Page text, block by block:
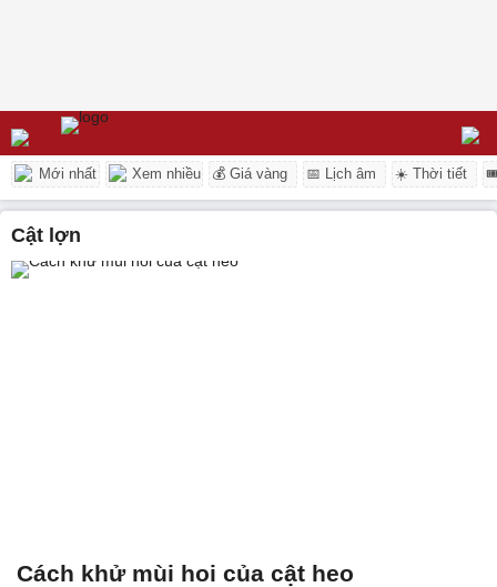
Mới nhất Xem nhiều 💰 Giá vàng 📅 Lịch âm ☀️ Thời tiết
cật lợn
Cách khử mùi hoi của cật heo